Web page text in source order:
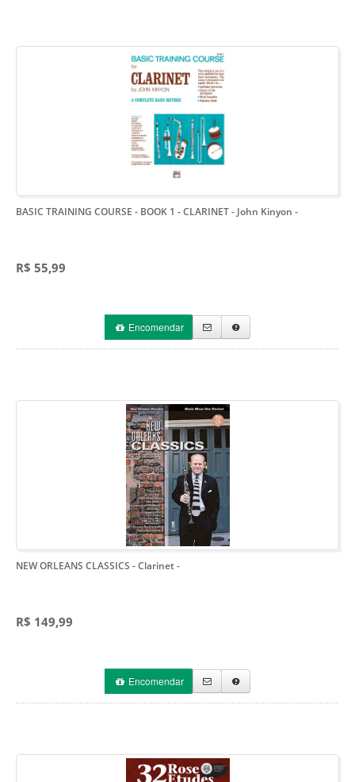
BASIC TRAINING COURSE - BOOK 1 - CLARINET - John Kinyon -
R$ 55,99
Encomendar
NEW ORLEANS CLASSICS - Clarinet-
R$ 149,99
Encomendar